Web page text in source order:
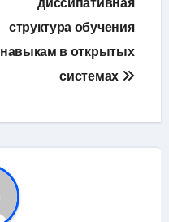
структура обучения
навыкам в открытых
системах